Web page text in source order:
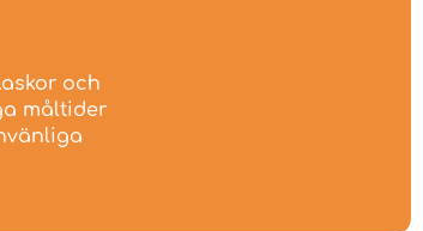
och
måltider